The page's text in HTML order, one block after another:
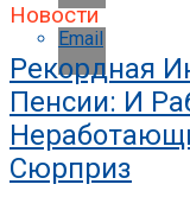
Email
Новости
Рекордная
Пенсии: И
Сюрприз